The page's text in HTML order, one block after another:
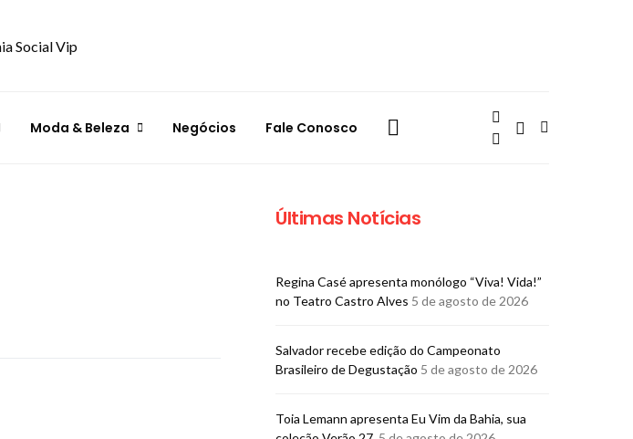
Moda & Beleza Negócios Fale Conosco
Últimas Notícias
Regina Casé apresenta monólogo “Viva! Vida!”
no Teatro Castro Alves 5 de agosto de 2026
​Salvador recebe edição do Campeonato
Brasileiro de Degustação 5 de agosto de 2026
Toia Lemann apresenta Eu Vim da Bahia, sua